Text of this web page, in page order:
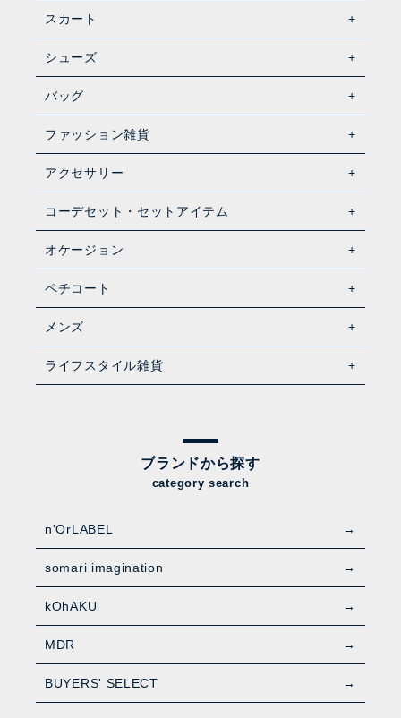
スカート
シューズ
バッグ
ファッション雑貨
アクセサリー
コーデセット・セットアイテム
オケージョン
ペチコート
メンズ
ライフスタイル雑貨
ブランドから探す
category search
n'OrLABEL
somari imagination
kOhAKU
MDR
BUYERS' SELECT